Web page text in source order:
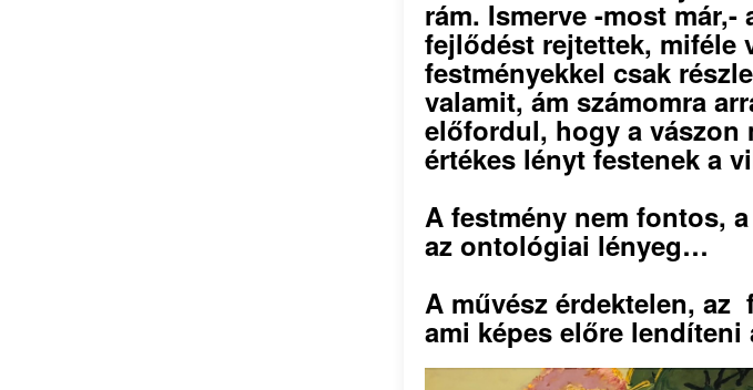
rám. Ismerve -most
fejlődést rejtettek, miféle
festményekkel csak
valamit, ám számomra
előfordul, hogy a vászon
értékes lényt festenek a
A festmény nem fontos,
az ontológiai lényeg…
A művész érdektelen, az
ami képes előre